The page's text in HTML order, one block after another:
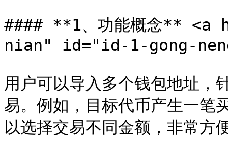
#### **1、功能概念**
nian" id="id-1-gong-
用户可以导入多个钱包地址，
易。例如，目标代币产生一笔
以选择交易不同金额，非常方